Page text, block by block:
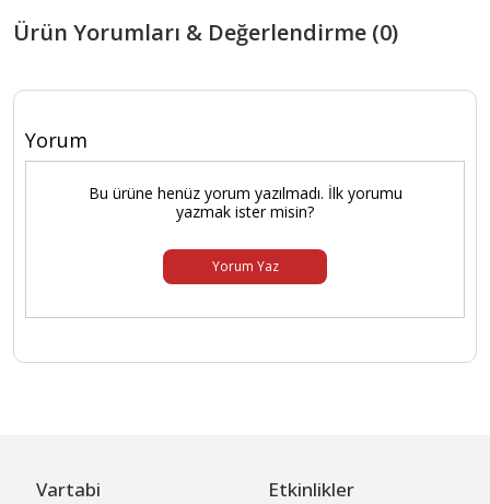
Ürün Yorumları & Değerlendirme (0)
Yorum
Bu ürüne henüz yorum yazılmadı. İlk yorumu
yazmak ister misin?
Yorum Yaz
Vartabi Etkinlikler